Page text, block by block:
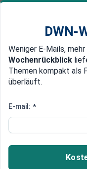
Newsticker
Edelmetalle
Hintergründe unklar
Ost-
Söldnern
Zwischen den
DWN-
Weniger E-Mails,
Wochenrückblick
Themen kompakt als
überläuft.
E-mail: *